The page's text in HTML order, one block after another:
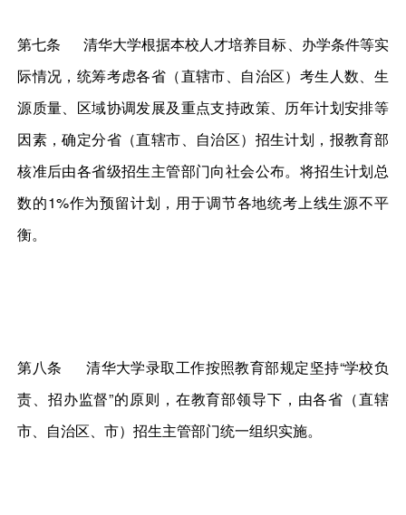
第七条 清华大学根据本校人才培养目标、办学条件等实
际情况，统筹考虑各省（直辖市、自治区）考生人数、生
源质量、区域协调发展及重点支持政策、历年计划安排等
因素，确定分省（直辖市、自治区）招生计划，报教育部
核准后由各省级招生主管部门向社会公布。将招生计划总
数的1%作为预留计划，用于调节各地统考上线生源不平
衡。
第八条 清华大学录取工作按照教育部规定坚持“学校负
责、招办监督”的原则，在教育部领导下，由各省（直辖
市、自治区、市）招生主管部门统一组织实施。